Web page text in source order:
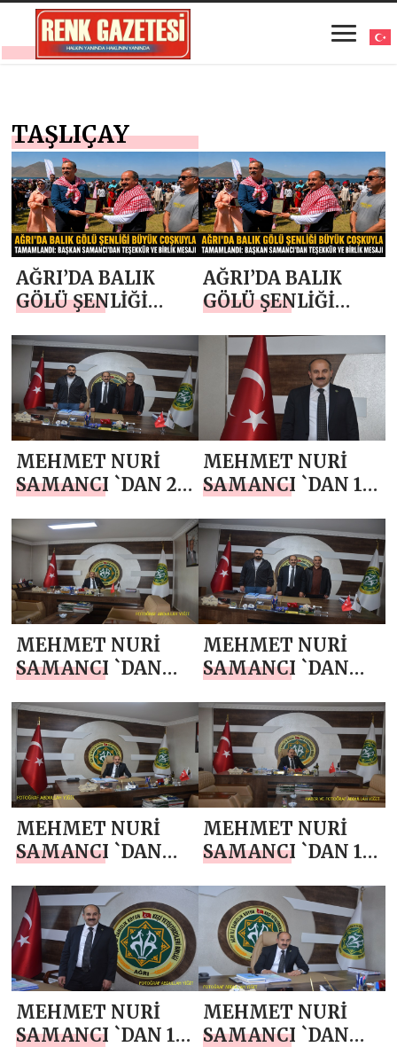
TAŞLIÇAY
AĞRI’DA BALIK
GÖLÜ ŞENLİĞİ
TAMAMLANDI:
BAŞKAN
SAMANCI’DAN
TEŞEKKÜR VE
BİRLİK MESAJI
AĞRI’DA BALIK
GÖLÜ ŞENLİĞİ
TAMAMLANDI:
BAŞKAN
SAMANCI’DAN
TEŞEKKÜR VE
BİRLİK MESAJI
MEHMET NURİ
SAMANCI `DAN 24
GAZETECİLER VE
BASIN BAYRAMI
MESAJI
MEHMET NURİ
SAMANCI `DAN 15
DEMOKRASİ VE
MİLLİ BİRLİK
GÜNÜ MESAJI
MEHMET NURİ
SAMANCI `DAN
MESAJI
MEHMET NURİ
SAMANCI `DAN
TEŞKİLATI’NIN
187. KURULUŞ YIL
DÖNÜMÜ MESAJI
MEHMET NURİ
SAMANCI `DAN
BAYRAMI MESAJI
MEHMET NURİ
SAMANCI `DAN 19
ATATÜRK’Ü
ANMA, GENÇLİK
VE SPOR BAYRAMI
MESAJI
MEHMET NURİ
SAMANCI `DAN 14
MEHMET NURİ
SAMANCI `DAN